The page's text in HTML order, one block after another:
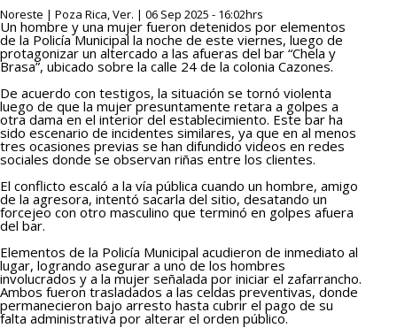
Noreste | Poza Rica, Ver. | 06 Sep 2025 - 16:02hrs
Un hombre y una mujer fueron detenidos por elementos
de la Policía Municipal la noche de este viernes, luego de
protagonizar un altercado a las afueras del bar “Chela y
Brasa”, ubicado sobre la calle 24 de la colonia Cazones.
De acuerdo con testigos, la situación se tornó violenta
luego de que la mujer presuntamente retara a golpes a
otra dama en el interior del establecimiento. Este bar ha
sido escenario de incidentes similares, ya que en al menos
tres ocasiones previas se han difundido videos en redes
sociales donde se observan riñas entre los clientes.
El conflicto escaló a la vía pública cuando un hombre, amigo
de la agresora, intentó sacarla del sitio, desatando un
forcejeo con otro masculino que terminó en golpes afuera
del bar.
Elementos de la Policía Municipal acudieron de inmediato al
lugar, logrando asegurar a uno de los hombres
involucrados y a la mujer señalada por iniciar el zafarrancho.
Ambos fueron trasladados a las celdas preventivas, donde
permanecieron bajo arresto hasta cubrir el pago de su
falta administrativa por alterar el orden público.